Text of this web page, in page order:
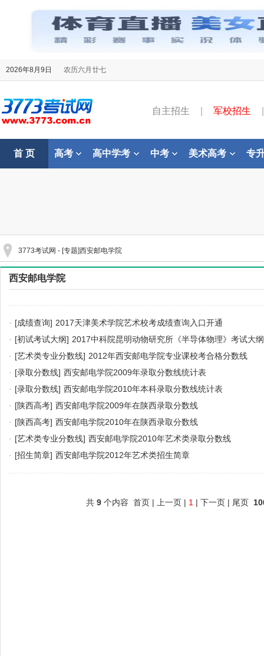
2026年8月9日 农历六月廿七
自主招生 军校招生
首 页 高考 高中学考 中考 美术高考 专
3773考试网 - [专题]西安邮电学院
西安邮电学院
· [成绩查询] 2017天津美术学院艺术校考成绩查询入口开通
· [初试考试大纲] 2017中科院昆明动物研究所《半导体物理》考试大纲
· [艺术类专业分数线] 2012年西安邮电学院专业课校考合格分数线
· [录取分数线] 西安邮电学院2009年录取分数线统计表
· [录取分数线] 西安邮电学院2010年本科录取分数线统计表
· [陕西高考] 西安邮电学院2009年在陕西录取分数线
· [陕西高考] 西安邮电学院2010年在陕西录取分数线
· [艺术类专业分数线] 西安邮电学院2010年艺术类录取分数线
· [招生简章] 西安邮电学院2012年艺术类招生简章
共 9 个内容 首页 | 上一页 | 1 | 下一页 | 尾页